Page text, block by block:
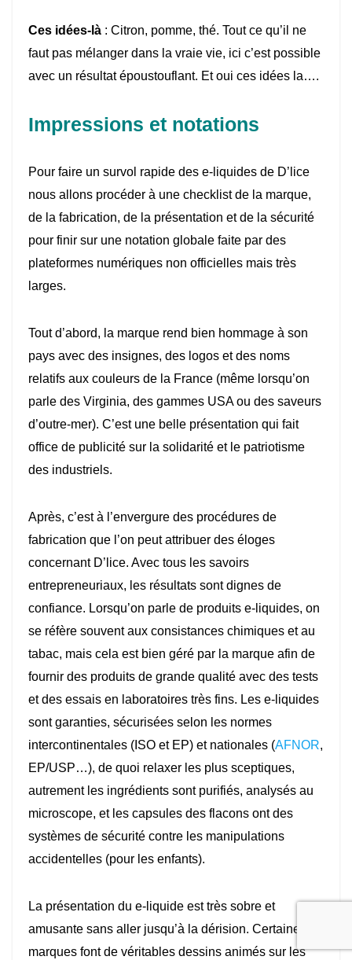
Ces idées-là : Citron, pomme, thé. Tout ce qu’il ne
faut pas mélanger dans la vraie vie, ici c’est possible
avec un résultat époustouflant. Et oui ces idées la….
Impressions et notations
Pour faire un survol rapide des e-liquides de D’lice
nous allons procéder à une checklist de la marque,
de la fabrication, de la présentation et de la sécurité
pour finir sur une notation globale faite par des
plateformes numériques non officielles mais très
larges.
Tout d’abord, la marque rend bien hommage à son
pays avec des insignes, des logos et des noms
relatifs aux couleurs de la France (même lorsqu’on
parle des Virginia, des gammes USA ou des saveurs
d’outre-mer). C’est une belle présentation qui fait
office de publicité sur la solidarité et le patriotisme
des industriels.
Après, c’est à l’envergure des procédures de
fabrication que l’on peut attribuer des éloges
concernant D’lice. Avec tous les savoirs
entrepreneuriaux, les résultats sont dignes de
confiance. Lorsqu’on parle de produits e-liquides, on
se réfère souvent aux consistances chimiques et au
tabac, mais cela est bien géré par la marque afin de
fournir des produits de grande qualité avec des tests
et des essais en laboratoires très fins. Les e-liquides
sont garanties, sécurisées selon les normes
intercontinentales (ISO et EP) et nationales (AFNOR,
EP/USP…), de quoi relaxer les plus sceptiques,
autrement les ingrédients sont purifiés, analysés au
microscope, et les capsules des flacons ont des
systèmes de sécurité contre les manipulations
accidentelles (pour les enfants).
La présentation du e-liquide est très sobre et
amusante sans aller jusqu’à la dérision. Certaines
marques font de véritables dessins animés sur les